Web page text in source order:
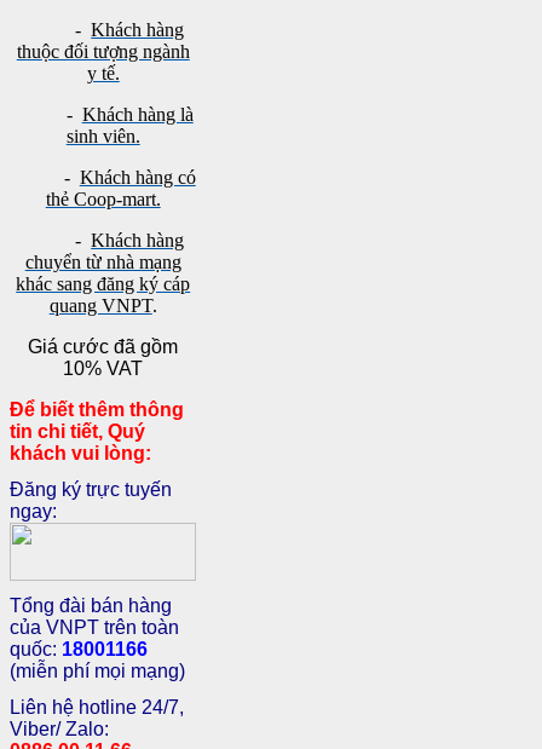
-Khách hàng
thuộc đối tượng ngành
y tế.
- Khách hàng là
sinh viên.
- Khách hàng có
thẻ Coop-mart.
-Khách hàng
chuyển từ nhà mạng
khác sang đăng ký cáp
quang VNPT.
Giá cước đã gồm
10% VAT
Để biết thêm thông
tin chi tiết, Quý
khách vui lòng:
Đăng ký trực tuyến
ngay:
Tổng đài bán hàng
của VNPT trên toàn
quốc: 18001166
(miễn phí mọi mạng)
Liên hệ hotline 24/7,
Viber/ Zalo: